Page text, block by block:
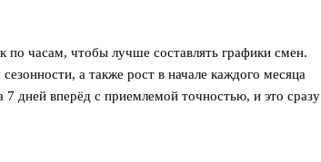
по часам, чтобы лучше составлять графики смен.
а также рост в начале каждого месяца
7 дней вперёд с приемлемой точностью, и это сразу